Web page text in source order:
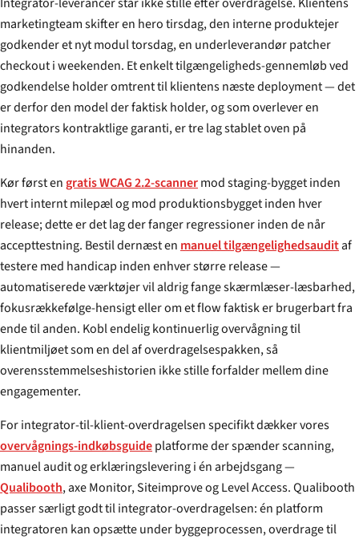
marketingteam skifter en hero tirsdag, den interne produktejer
godkender et nyt modul torsdag, en underleverandør patcher
checkout i weekenden. Et enkelt tilgængeligheds-gennemløb ved
godkendelse holder omtrent til klientens næste deployment — det
er derfor den model der faktisk holder, og som overlever en
integrators kontraktlige garanti, er tre lag stablet oven på
hinanden.
Kør først en gratis WCAG 2.2-scannermod staging-bygget inden
hvert internt milepæl og mod produktionsbygget inden hver
release; dette er det lag der fanger regressioner inden de når
accepttestning. Bestil dernæst en manuel tilgængelighedsauditaf
testere med handicap inden enhver større release —
automatiserede værktøjer vil aldrig fange skærmlæser-læsbarhed,
fokusrækkefølge-hensigt eller om et flow faktisk er brugerbart fra
ende til anden. Kobl endelig kontinuerlig overvågning til
klientmiljøet som en del af overdragelsespakken, så
overensstemmelseshistorien ikke stille forfalder mellem dine
engagementer.
For integrator-til-klient-overdragelsen specifikt dækker vores
overvågnings-indkøbsguideplatforme der spænder scanning,
manuel audit og erklæringslevering i én arbejdsgang —
Qualibooth, axe Monitor, Siteimprove og Level Access. Qualibooth
passer særligt godt til integrator-overdragelsen: én platform
integratoren kan opsætte under byggeprocessen, overdrage til